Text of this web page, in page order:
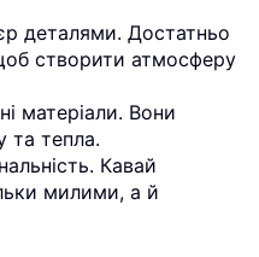
деталями. Достатньо
створити атмосферу
матеріали. Вони
та тепла.
Кавай
милими, а й